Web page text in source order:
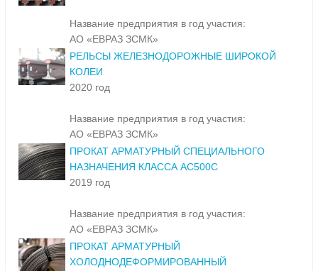
Название предприятия в год участия:
АО «ЕВРАЗ ЗСМК»
РЕЛЬСЫ ЖЕЛЕЗНОДОРОЖНЫЕ ШИРОКОЙ
КОЛЕИ
2020 год
Название предприятия в год участия:
АО «ЕВРАЗ ЗСМК»
ПРОКАТ АРМАТУРНЫЙ СПЕЦИАЛЬНОГО
НАЗНАЧЕНИЯ КЛАССА АС500С
2019 год
Название предприятия в год участия:
АО «ЕВРАЗ ЗСМК»
ПРОКАТ АРМАТУРНЫЙ
ХОЛОДНОДЕФОРМИРОВАННЫЙ